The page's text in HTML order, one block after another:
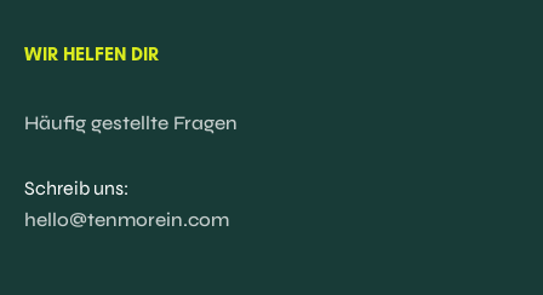
WIR HELFEN DIR
Häufig gestellte Fragen
Schreib uns:
hello@tenmorein.com